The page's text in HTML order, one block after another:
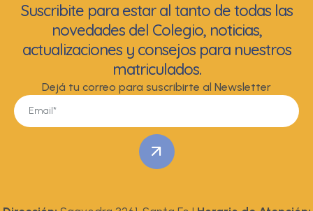
Suscribite para estar al tanto de todas las
novedades del Colegio, noticias,
actualizaciones y consejos para nuestros
matriculados.
Dejá tu correo para suscribirte al Newsletter